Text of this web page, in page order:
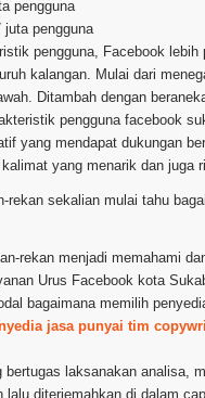
pengguna
juta pengguna
pengguna, Facebook lebih
kalangan. Mulai dari
Ditambah dengan
pengguna facebook
yang mendapat dukungan
yang menarik dan juga
rekan sekalian mulai tahu
rekan menjadi memahami
Urus Facebook kota
bagaimana memilih
jasa punyai tim
bertugas laksanakan analisa,
lalu diterjemahkan di dalam